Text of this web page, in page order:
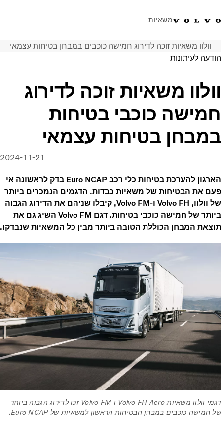
משאיות
טלפון: 077-9978867 ווטסאפ התחבר לאזור אישיישראל
פתרונות הובלה
משאיות
שירות
מרכזי שירות
חדשות
אודות
וולוו משאיות זוכה לדירוג חמישה כוכבים במבחן בטיחות עצמאי
הודעה לעיתונות
וולוו משאיות זוכה לדירוג
חמישה כוכבי בטיחות
במבחן בטיחות עצמאי
2024-11-21
הארגון להערכת בטיחות כלי רכב Euro NCAP בדק לראשונה אי
פעם את הבטיחות של משאיות כבדות. הדגמים הנמכרים ביותר
של וולוו, Volvo FH ו-Volvo FM, קיבלו שניהם את הדירוג הגבוה
ביותר של חמישה כוכבי בטיחות. דגם Volvo FM השיג גם את
תוצאת המבחן הכוללת הטובה ביותר מבין כל המשאיות שנבדקו.
דגמי וולוו משאיות Volvo FH Aero ו-Volvo FM זכו לדירוג הגבוה ביותר
של חמישה כוכבים במבחן הבטיחות הראשון למשאיות של Euro NCAP.